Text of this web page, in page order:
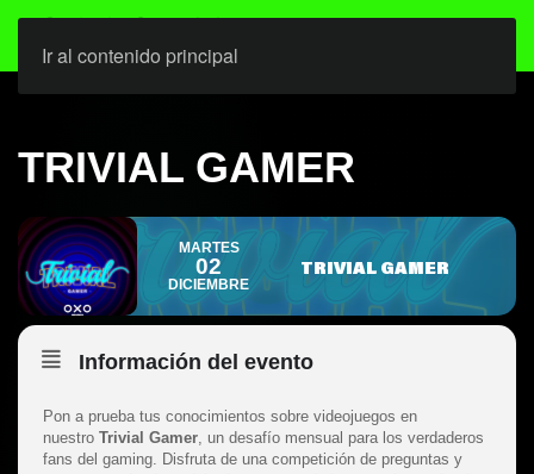
Ir al contenido principal
TRIVIAL GAMER
MARTES
02
DICIEMBRE
TRIVIAL GAMER
Información del evento
Pon a prueba tus conocimientos sobre videojuegos en
nuestro Trivial Gamer, un desafío mensual para los verdaderos
fans del gaming. Disfruta de una competición de preguntas y